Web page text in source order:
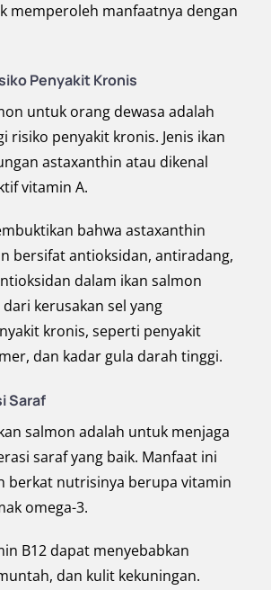
memperoleh manfaatnya dengan
Penyakit Kronis
untuk orang dewasa adalah
risiko penyakit kronis. Jenis ikan
astaxanthin atau dikenal
vitamin A.
bahwa astaxanthin
bersifat antioksidan, antiradang,
dalam ikan salmon
kerusakan sel yang
kronis, seperti penyakit
dan kadar gula darah tinggi.
Saraf
salmon adalah untuk menjaga
saraf yang baik. Manfaat ini
berkat nutrisinya berupa vitamin
omega-3.
B12 dapat menyebabkan
dan kulit kekuningan.